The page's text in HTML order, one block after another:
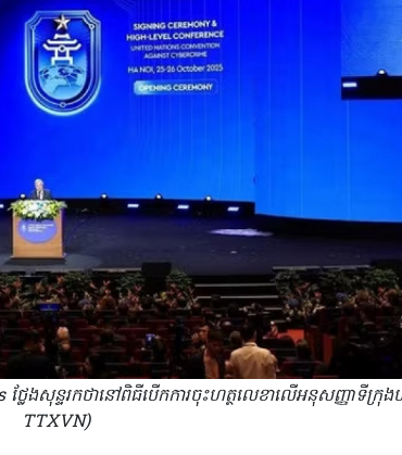
លែងសុន្ទរកថានៅពិធីបើកការចុះហត្ថលេខាលើអនុសញ្ញាទីក្
TTXVN)